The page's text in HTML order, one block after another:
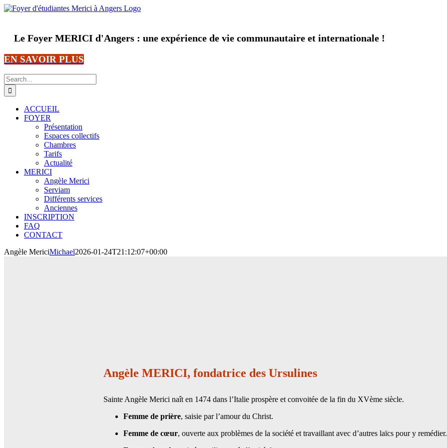
Skip
Le Foyer MERICI d'Angers : une expérience de vie communautaire et internationale !
EN SAVOIR PLUS
Search
for:
ACCUEIL
FOYER
Présentation
Espaces collectifs
Chambres
Tarifs
Actualité
MERICI
Angèle Merici
Serviam
Différents services
Anciennes
INSCRIPTION
FAQ
CONTACT
Angèle MericiMichael2026-01-24T21:12:07+00:00
Angèle MERICI, fondatrice des Ursulines
Sainte Angèle Merici naît en 1474 dans l’Italie prospère et convoitée de la fin du XVème siècle.
Femme de prière, saisie par l’amour du Christ.
Femme de cœur, ouverte aux problèmes de la société et travaillant avec d’autres laïcs pour y remédier.